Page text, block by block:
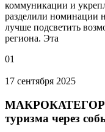
коммуникации и
разделили номинации
лучше подсветить
региона. Эта
01
17 сентября 2025
туризма через